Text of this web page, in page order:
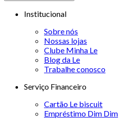
Institucional
Sobre nós
Nossas lojas
Clube Minha Le
Blog da Le
Trabalhe conosco
Serviço Financeiro
Cartão Le biscuit
Empréstimo Dim Dim